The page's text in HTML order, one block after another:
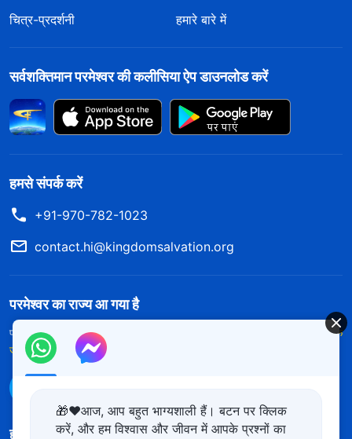
चित्र-प्रदर्शनी
हमारे बारे में
सर्वशक्तिमान परमेश्वर की कलीसिया ऐप डाउनलोड करें
हमसे संपर्क करें
+91-970-782-1023
contact.hi@kingdomsalvation.org
परमेश्वर का राज्य आ गया है
परमेश्वर का राज्य पृथ्वी पर आ गया है! क्या आप इसमें प्रवेश करना चाहते हैं?
और अधिक
जानें
हमारा अनुसरण करें
🎁❤️आज, आप बहुत भाग्यशाली हैं। बटन पर क्लिक
करें, और हम विश्वास और जीवन में आपके प्रश्नों का